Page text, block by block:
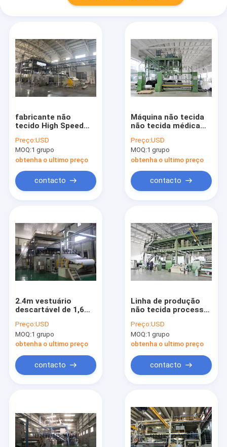
produtos
Vídeos
fabricante não
tecido High Speed
3.2m SS SSS
Spunbond
Preço:USD
MOQ:1 grupo
obtenha o ultimo preço
contacto
Máquina não tecida
não tecida médica
15-150GSM SS PP
Spunbond
Preço:USD
MOQ:1 grupo
obtenha o ultimo preço
contacto
2.4m vestuário
descartável de 1,6
tecidos dobro da
maquinaria de
Spunbond do feixe
Preço:USD
MOQ:1 grupo
obtenha o ultimo preço
contacto
Linha de produção
não tecida processo
Pp Spunbond da tela
de Meltblown
Preço:USD
MOQ:1 grupo
obtenha o ultimo preço
contacto